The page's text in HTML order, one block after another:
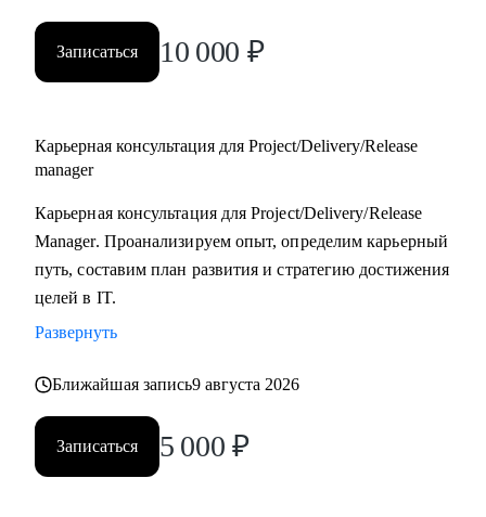
Записаться 10 000 ₽
Карьерная консультация для Project/Delivery/Release
manager
Карьерная консультация для Project/Delivery/Release
Manager. Проанализируем опыт, определим карьерный
путь, составим план развития и стратегию достижения
целей в IT.
Развернуть
Ближайшая запись9 августа 2026
Записаться 5 000 ₽